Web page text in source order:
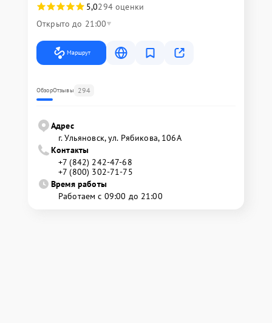
5,0294 оценки
Открыто до 21:00
Маршрут
ОбзорОтзывы 294
Адрес
г. Ульяновск, ул. Рябикова, 106А
Контакты
+7 (842) 242-47-68
+7 (800) 302-71-75
Время работы
Работаем с 09:00 до 21:00